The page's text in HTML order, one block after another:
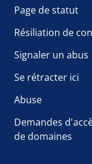
Page de statut
Résiliation de
Signaler un abus
Se rétracter ici
Abuse
Demandes
de domaines